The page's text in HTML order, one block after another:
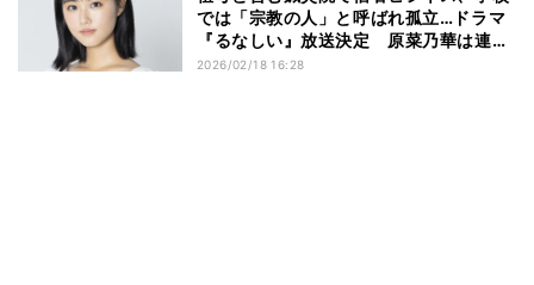
では「宗教の人」と呼ばれ孤立…ドラマ
『るなしい』放送決定 原菜乃華は連続
ドラマ初主演
2026/02/18 16:28